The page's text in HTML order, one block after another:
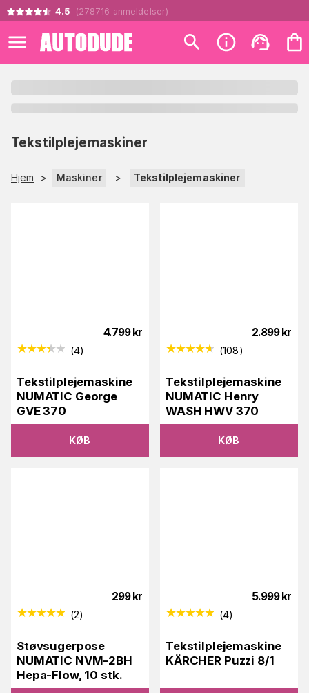
4.5 (278716 anmeldelser)
Tekstilplejemaskiner
Hjem > Maskiner > Tekstilplejemaskiner
4.799 kr
(4)
Tekstilplejemaskine
NUMATIC George
GVE 370
KØB
2.899 kr
(108)
Tekstilplejemaskine
NUMATIC Henry
WASH HWV 370
KØB
299 kr
(2)
Støvsugerpose
NUMATIC NVM-2BH
Hepa-Flow, 10 stk.
5.999 kr
(4)
Tekstilplejemaskine
KÄRCHER Puzzi 8/1